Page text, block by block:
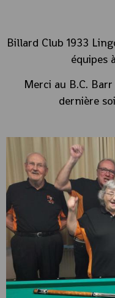
Billard Club 1933
équipes
Merci au B.C.
dernière